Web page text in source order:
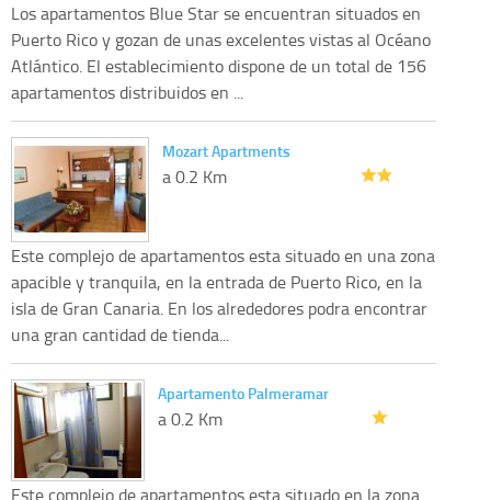
Los apartamentos Blue Star se encuentran situados en
Puerto Rico y gozan de unas excelentes vistas al Océano
Atlántico. El establecimiento dispone de un total de 156
apartamentos distribuidos en ...
Mozart Apartments
a 0.2 Km
Este complejo de apartamentos esta situado en una zona
apacible y tranquila, en la entrada de Puerto Rico, en la
isla de Gran Canaria. En los alrededores podra encontrar
una gran cantidad de tienda...
Apartamento Palmeramar
a 0.2 Km
Este complejo de apartamentos esta situado en la zona